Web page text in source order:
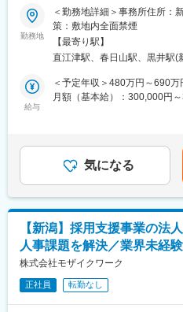
・１９９４年の開業以来、年
舗が出店する上越ウィングマ
出店するパティオ専門店モー
センター等の単独店舗５店舗
喫茶店「高倉珈琲」の直営開
オープンするなど、地域住民
いが込められています。その
より、長野や富山からも多くの
お客様にご来店いただいてお
っています。
・「ウィングマーケット」は
て「羽ばたく」ような商業施
した。
・次の３０年に向けてさらに
指しています。
ます。
■概要：
当事務所にて会計監査業務、
きます。
■担当業務：
法人税務顧問先の会計監査業
個人事業主税務顧問先の会計
■業務内容詳細：
当事務所にご依頼頂く取引先
算業務、相続税申告の業務を
いきます。ご自身の力量に合
巡回監査等のご経験がある方
いきたいと考えております。
せて評価や賞与額がUPします)
■組織構成：
7名(うち税理士2名)の従業員が
■キャリアパス：
勤務地
＜勤務地詳細＞事務所住所：
策：敷地内全面禁煙
【最寄り駅】
直江津駅、春日山駅、黒井駅(
給与
＜予定年収＞480万円～690
月額（基本給）：300,000円
度賃金はあくまでも目安の金
能性があります。月給(月額)
気になる
【新潟】採用支援事業の法
人事課題を解決／業界未経
株式会社モザイクワーク
正社員 転勤なし